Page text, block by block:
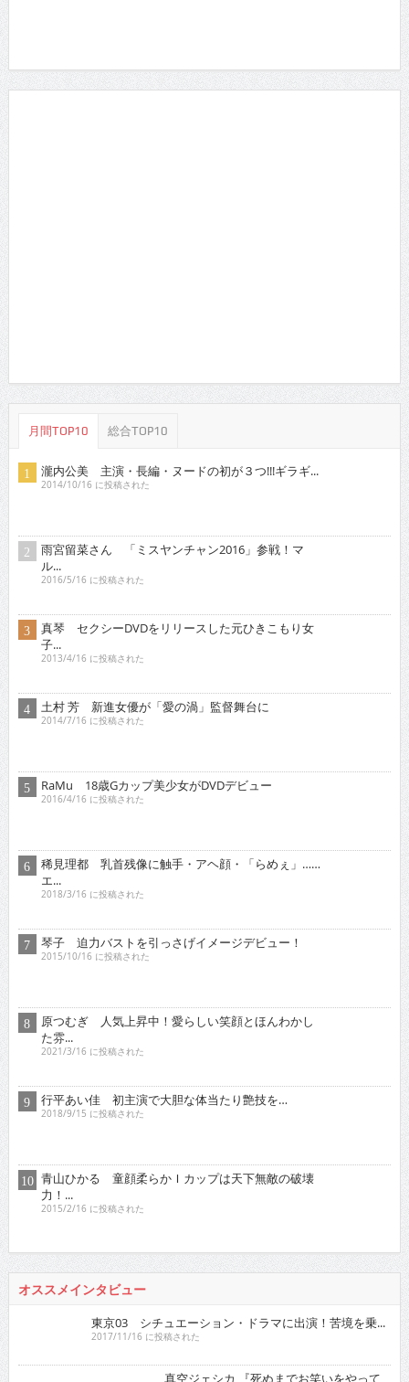
月間TOP10 総合TOP10
瀧内公美 主演・長編・ヌードの初が３つ!!!ギラギ...
2014/10/16 に投稿された
雨宮留菜さん 「ミスヤンチャン2016」参戦！マ
ル...
2016/5/16 に投稿された
真琴 セクシーDVDをリリースした元ひきこもり女
子...
2013/4/16 に投稿された
土村 芳 新進女優が「愛の渦」監督舞台に
2014/7/16 に投稿された
RaMu 18歳Gカップ美少女がDVDデビュー
2016/4/16 に投稿された
稀見理都 乳首残像に触手・アヘ顔・「らめぇ」……
エ...
2018/3/16 に投稿された
琴子 迫力バストを引っさげイメージデビュー！
2015/10/16 に投稿された
原つむぎ 人気上昇中！愛らしい笑顔とほんわかし
た雰...
2021/3/16 に投稿された
行平あい佳 初主演で大胆な体当たり艶技を…
2018/9/15 に投稿された
青山ひかる 童顔柔らかＩカップは天下無敵の破壊
力！...
2015/2/16 に投稿された
オススメインタビュー
東京03 シチュエーション・ドラマに出演！苦境を乗...
2017/11/16 に投稿された
真空ジェシカ 『死ぬまでお笑いをやって